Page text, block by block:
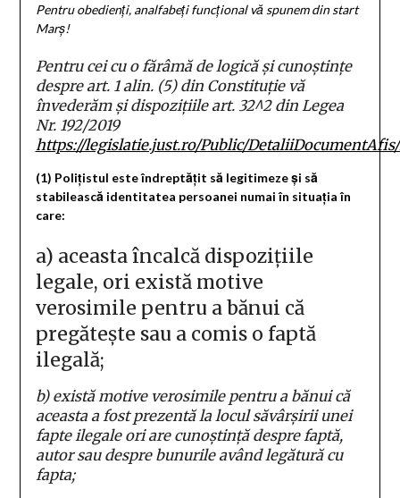
Pentru obedienți, analfabeți funcțional vă spunem din start
Marș!
Pentru cei cu o fărâmă de logică și cunoștințe
despre art. 1 alin. (5) din Constituție vă
învederăm și dispozițiile art. 32^2 din Legea
Nr. 192/2019
https://legislatie.just.ro/Public/DetaliiDocumentAfis/
(1) Polițistul este îndreptățit să legitimeze și să
stabilească identitatea persoanei numai în situația în
care:
a) aceasta încalcă dispozițiile
legale, ori există motive
verosimile pentru a bănui că
pregătește sau a comis o faptă
ilegală;
b) există motive verosimile pentru a bănui că
aceasta a fost prezentă la locul săvârșirii unei
fapte ilegale ori are cunoștință despre faptă,
autor sau despre bunurile având legătură cu
fapta;